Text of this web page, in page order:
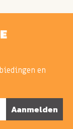
en
Aanmelden